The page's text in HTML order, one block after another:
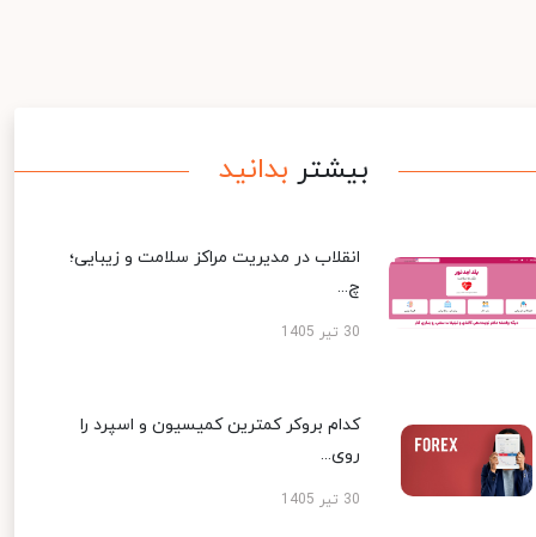
بیشتر بدانید
انقلاب در مدیریت مراکز سلامت و زیبایی؛
چ...
30 تیر 1405
کدام بروکر کمترین کمیسیون و اسپرد را
روی...
30 تیر 1405